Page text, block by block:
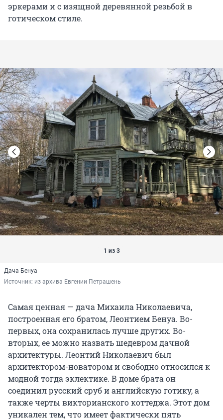
эркерами и с изящной деревянной резьбой в
готическом стиле.
1 из 3
Дача Бенуа
Источник: из архива Евгении Петрашень
Самая ценная — дача Михаила Николаевича,
построенная его братом, Леонтием Бенуа. Во-
первых, она сохранилась лучше других. Во-
вторых, ее можно назвать шедевром дачной
архитектуры. Леонтий Николаевич был
архитектором-новатором и свободно относился к
модной тогда эклектике. В доме брата он
соединил русский сруб и английскую готику, а
также черты викторианского коттеджа. Этот дом
уникален тем, что имеет фактически пять